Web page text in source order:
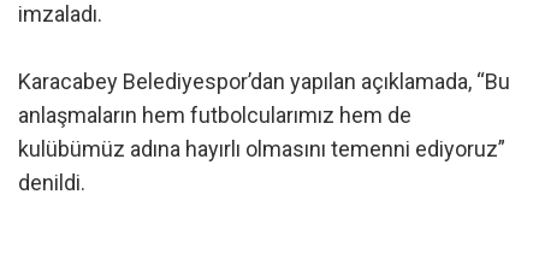
imzaladı.
Karacabey Belediyespor’dan yapılan açıklamada, “Bu
anlaşmaların hem futbolcularımız hem de
kulübümüz adına hayırlı olmasını temenni ediyoruz”
denildi.